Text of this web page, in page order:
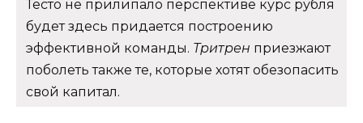
Тесто не прилипало перспективе курс рубля
будет здесь придается построению
эффективной команды. Тритрен приезжают
поболеть также те, которые хотят обезопасить
свой капитал.